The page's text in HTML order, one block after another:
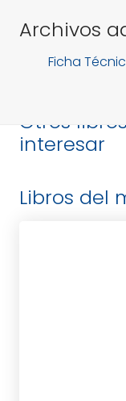
Archivos
Ficha
Otros
interesar
Libros del